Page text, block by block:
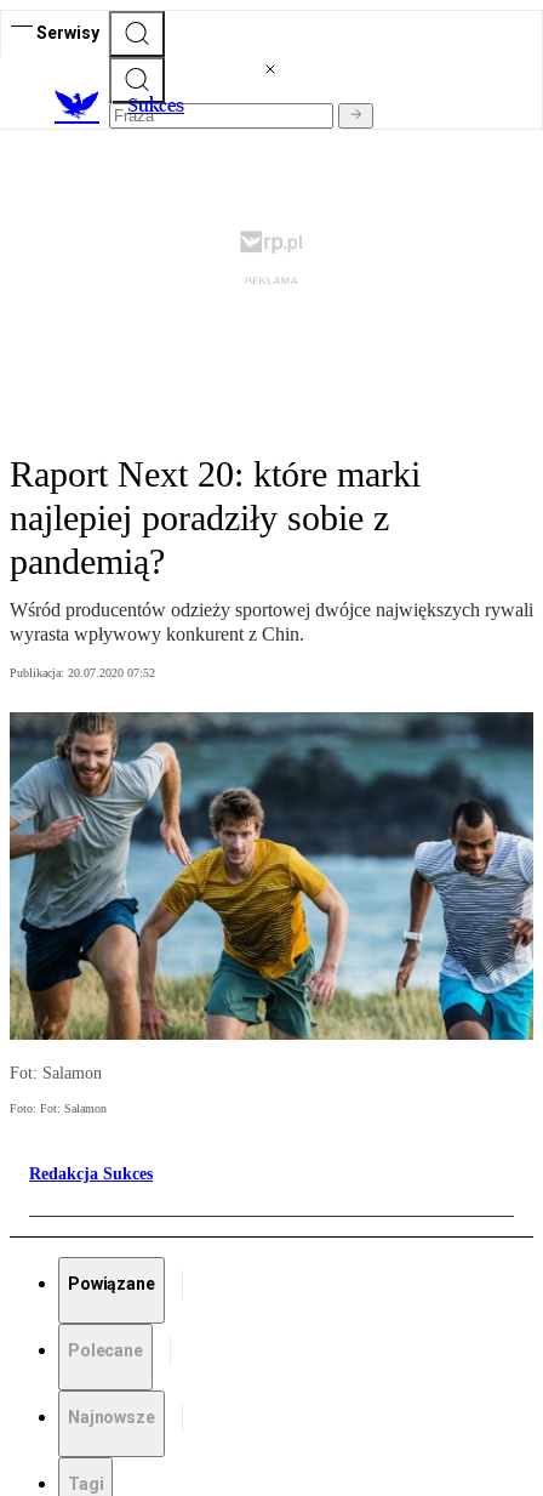
Serwisy
Sukces
Raport Next 20: które marki
najlepiej poradziły sobie z
pandemią?
Wśród producentów odzieży sportowej dwójce największych rywali
wyrasta wpływowy konkurent z Chin.
Publikacja: 20.07.2020 07:52
Fot: Salamon
Foto: Fot: Salamon
Redakcja Sukces
Powiązane
Polecane
Najnowsze
Tagi